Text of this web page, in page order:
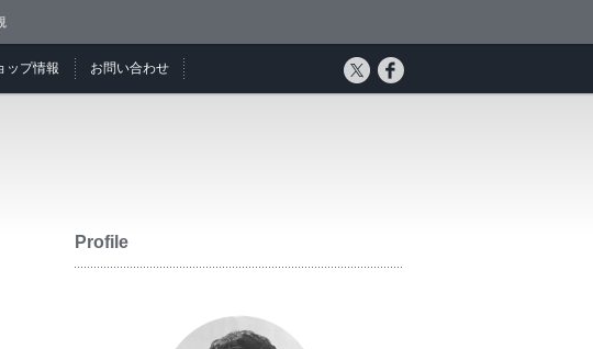
ップ情報 お問い合わせ
Profile